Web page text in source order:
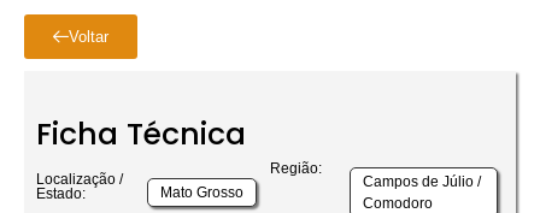
Voltar
Ficha Técnica
Localização /
Estado:
Mato Grosso
Região:
Campos de Júlio /
Comodoro